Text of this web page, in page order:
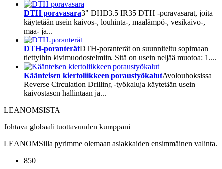
DTH poravasara3" DHD3.5 IR35 DTH -poravasarat, joita
käytetään usein kaivos-, louhinta-, maalämpö-, vesikaivo-,
maa- ja...
DTH-poranterätDTH-poranterät on suunniteltu sopimaan
tiettyihin kivimuodostelmiin. Sitä on usein neljää muotoa: 1....
Käänteisen kiertoliikkeen poraustyökalutAvolouhoksissa
Reverse Circulation Drilling -työkaluja käytetään usein
kaivostason hallintaan ja...
LEANOMSISTA
Johtava globaali tuottavuuden kumppani
LEANOMSilla pyrimme olemaan asiakkaiden ensimmäinen valinta.
850